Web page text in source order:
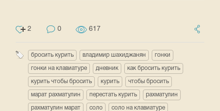
2 0 617
бросить курить владимир шахиджанян гонки
гонки на клавиатуре дневник как бросить курить
курить чтобы бросить курить чтобы бросить
марат рахматулин перестать курить рахматулин
рахматулин марат соло соло на клавиатуре